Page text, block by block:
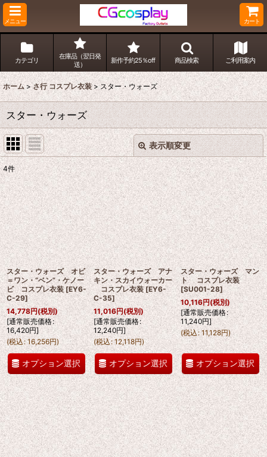
メニュー カート
カテゴリ
在庫品（翌日発
送）
新作予約25％off 商品検索 ご利用案内
ホーム > さ行 コスプレ衣装 > スター・ウォーズ
スター・ウォーズ
表示順変更
表示数:
並び順:
絞り込む
閉じる
4件
スター・ウォーズ オビ
＝ワン・“ベン”・ケノー
ビ コスプレ衣装 [EY6-
C-29]
14,778円(税別)
[通常販売価格:
16,420円]
(税込: 16,256円)
オプション選択
スター・ウォーズ アナ
キン・スカイウォーカー
コスプレ衣装 [EY6-
C-35]
11,016円(税別)
[通常販売価格:
12,240円]
(税込: 12,118円)
オプション選択
スター・ウォーズ マン
ト コスプレ衣装
[SU001-28]
10,116円(税別)
[通常販売価格:
11,240円]
(税込: 11,128円)
オプション選択